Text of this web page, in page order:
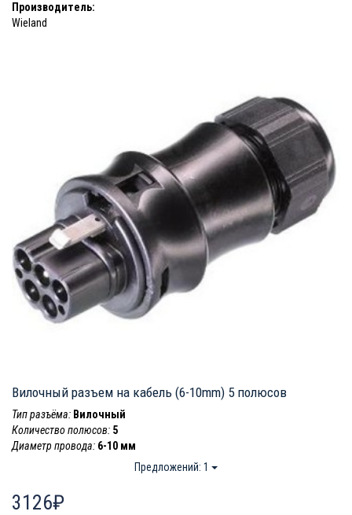
Производитель:
Wieland
Вилочный разъем на кабель (6-10mm) 5 полюсов
Тип разъёма: Вилочный
Количество полюсов: 5
Диаметр провода: 6-10 мм
Предложений: 1
3126₽